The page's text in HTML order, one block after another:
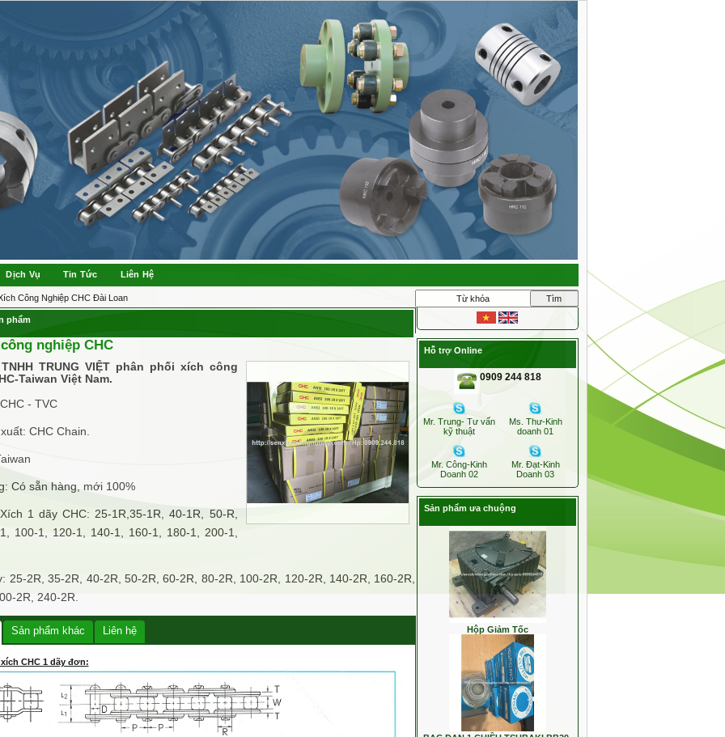
Dịch Vụ Tin Tức Liên Hệ
Công Nghiệp CHC Đài Loan
phẩm
nghiệp CHC
TRUNG VIỆT phân phối xích công
Taiwan Việt Nam.
- TVC
CHC Chain.
Có sẵn hàng, mới 100%
1 dãy CHC: 25-1R,35-1R, 40-1R, 50-R,
100-1, 120-1, 140-1, 160-1, 180-1, 200-1,
25-2R, 35-2R, 40-2R, 50-2R, 60-2R, 80-2R, 100-2R, 120-2R, 140-2R, 160-2R,
2R, 240-2R.
Sản phẩm khác Liên hệ
CHC 1 dãy đơn:
Hỗ trợ Online
0909 244 818
Mr. Trung- Tư vấn
kỹ thuật
Ms. Thư-Kinh
doanh 01
Mr. Công-Kinh
Doanh 02
Mr. Đạt-Kinh
Doanh 03
Sản phẩm ưa chuộng
BẠC ĐẠN 1 CHIỀU TSUBAKI BB
TFS
XÍCH CÔNG NGHIỆP DID120
PULY ĐAI RĂNG INOX 304
Hộp Giảm Tốc VW
BẠC ĐẠN 1 CHIỀU TSUBAKI BB20,
BB25, BB30, B35, BB40